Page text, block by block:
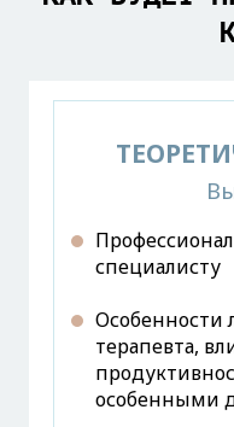
специалисту
Особенности
терапевта,
особенными